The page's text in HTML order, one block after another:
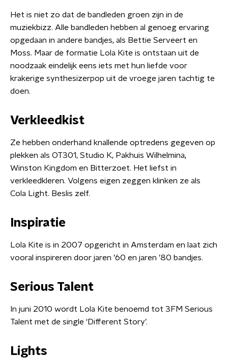
Het is niet zo dat de bandleden groen zijn in de
muziekbizz. Alle bandleden hebben al genoeg ervaring
opgedaan in andere bandjes, als Bettie Serveert en
Moss. Maar de formatie Lola Kite is ontstaan uit de
noodzaak eindelijk eens iets met hun liefde voor
krakerige synthesizerpop uit de vroege jaren tachtig te
doen.
Verkleedkist
Ze hebben onderhand knallende optredens gegeven op
plekken als OT301, Studio K, Pakhuis Wilhelmina,
Winston Kingdom en Bitterzoet. Het liefst in
verkleedkleren. Volgens eigen zeggen klinken ze als
Cola Light. Beslis zelf.
Inspiratie
Lola Kite is in 2007 opgericht in Amsterdam en laat zich
vooral inspireren door jaren ’60 en jaren ’80 bandjes.
Serious Talent
In juni 2010 wordt Lola Kite benoemd tot 3FM Serious
Talent met de single ‘Different Story’.
Lights